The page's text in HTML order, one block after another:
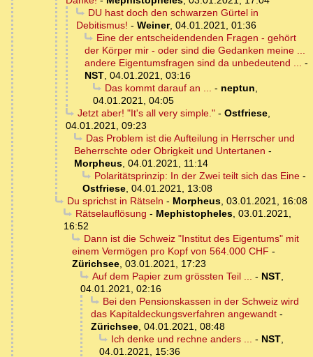
DU hast doch den schwarzen Gürtel in
Debitismus! - Weiner, 04.01.2021, 01:36
Eine der entscheidendenden Fragen - gehört
der Körper mir - oder sind die Gedanken meine ...
andere Eigentumsfragen sind da unbedeutend ... -
NST, 04.01.2021, 03:16
Das kommt darauf an ... - neptun,
04.01.2021, 04:05
Jetzt aber! "It's all very simple."- Ostfriese,
04.01.2021, 09:23
Das Problem ist die Aufteilung in Herrscher und
Beherrschte oder Obrigkeit und Untertanen -
Morpheus, 04.01.2021, 11:14
Polaritätsprinzip: In der Zwei teilt sich das Eine-
Ostfriese, 04.01.2021, 13:08
Du sprichst in Rätseln - Morpheus, 03.01.2021, 16:08
Rätselauflösung - Mephistopheles, 03.01.2021,
16:52
Dann ist die Schweiz "Institut des Eigentums" mit
einem Vermögen pro Kopf von 564.000 CHF -
Zürichsee, 03.01.2021, 17:23
Auf dem Papier zum grössten Teil ... - NST,
04.01.2021, 02:16
Bei den Pensionskassen in der Schweiz wird
das Kapitaldeckungsverfahren angewandt -
Zürichsee, 04.01.2021, 08:48
Ich denke und rechne anders ... - NST,
04.01.2021, 15:36